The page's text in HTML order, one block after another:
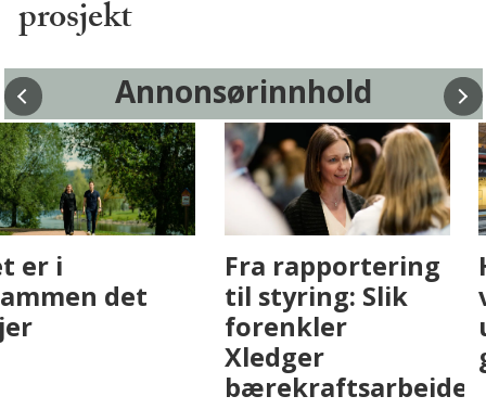
prosjekt
Annonsørinnhold
Fenistra endrer
eiendomsbransjen
med AI. Slik ser vi
Det er i
Drammen det
skjer